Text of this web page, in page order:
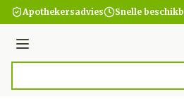
Ga naar de inhoud
Apothekersadvies Snelle
Menu